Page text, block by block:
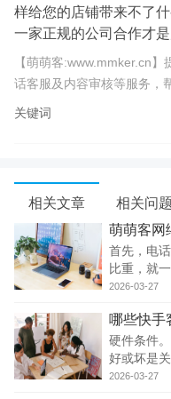
样给您的店铺带来不了
一家正规的公司合作才是
【萌萌客:www.mmker.cn
话客服及内容审核等服务，
关键词
相关文章
相关问题
首先，电
比重，就
监督客服
顾客交谈
还会
2026-03-27
哪些快手
硬件条件
好或坏是
路、现场
2026-03-27